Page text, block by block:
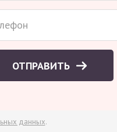
ОТПРАВИТЬ
данных.